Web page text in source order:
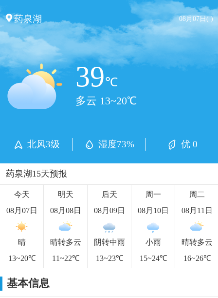
药泉湖 08月07日( )
39℃
多云 13~20℃
北风3级 湿度73% 优 0
药泉湖15天预报
今天
08月07日
晴
13~20℃
明天
08月08日
晴转多云
11~22℃
后天
08月09日
阴转中雨
13~23℃
周一
08月10日
小雨
15~24℃
周二
08月11日
晴转多云
16~26℃
基本信息